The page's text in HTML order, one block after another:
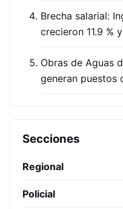
Brecha salarial:
crecieron 11.9 %
Obras de Aguas
generan puestos
Secciones
Regional
Policial